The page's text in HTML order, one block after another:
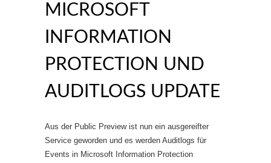
MICROSOFT
INFORMATION
PROTECTION UND
AUDITLOGS UPDATE
Aus der Public Preview ist nun ein ausgereifter
Service geworden und es werden Auditlogs für
Events in Microsoft Information Protection